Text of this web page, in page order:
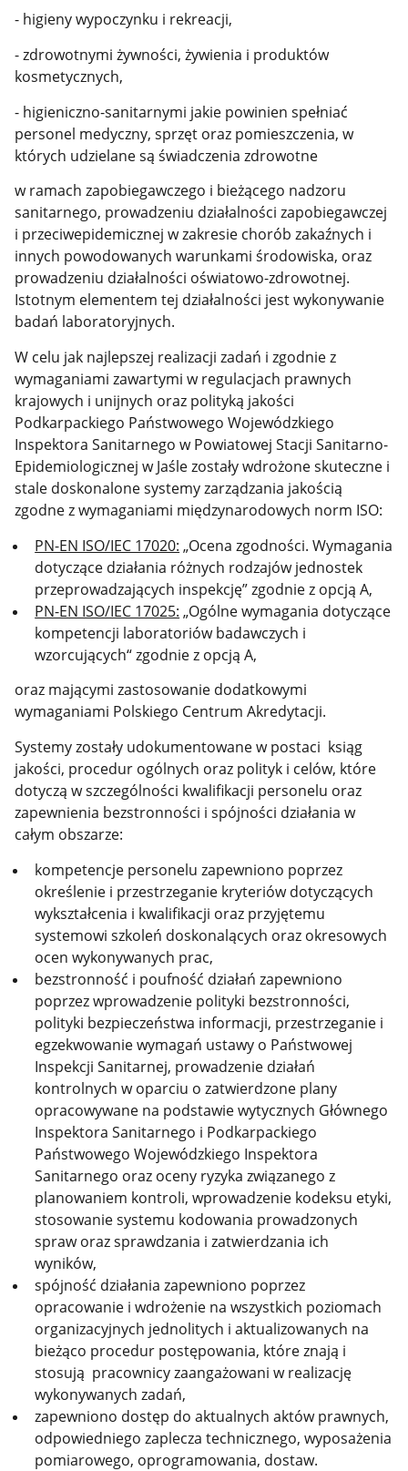
- higieny wypoczynku i rekreacji,
- zdrowotnymi żywności, żywienia i produktów
kosmetycznych,
- higieniczno-sanitarnymi jakie powinien spełniać
personel medyczny, sprzęt oraz pomieszczenia, w
których udzielane są świadczenia zdrowotne
w ramach zapobiegawczego i bieżącego nadzoru
sanitarnego, prowadzeniu działalności zapobiegawczej
i przeciwepidemicznej w zakresie chorób zakaźnych i
innych powodowanych warunkami środowiska, oraz
prowadzeniu działalności oświatowo-zdrowotnej.
Istotnym elementem tej działalności jest wykonywanie
badań laboratoryjnych.
W celu jak najlepszej realizacji zadań i zgodnie z
wymaganiami zawartymi w regulacjach prawnych
krajowych i unijnych oraz polityką jakości
Podkarpackiego Państwowego Wojewódzkiego
Inspektora Sanitarnego w Powiatowej Stacji Sanitarno-
Epidemiologicznej w Jaśle zostały wdrożone skuteczne i
stale doskonalone systemy zarządzania jakością
zgodne z wymaganiami międzynarodowych norm ISO:
PN-EN ISO/IEC 17020: „Ocena zgodności. Wymagania
dotyczące działania różnych rodzajów jednostek
przeprowadzających inspekcję” zgodnie z opcją A,
PN-EN ISO/IEC 17025: „Ogólne wymagania dotyczące
kompetencji laboratoriów badawczych i
wzorcujących“ zgodnie z opcją A,
oraz mającymi zastosowanie dodatkowymi
wymaganiami Polskiego Centrum Akredytacji.
Systemy zostały udokumentowane w postaci ksiąg
jakości, procedur ogólnych oraz polityk i celów, które
dotyczą w szczególności kwalifikacji personelu oraz
zapewnienia bezstronności i spójności działania w
całym obszarze:
kompetencje personelu zapewniono poprzez
określenie i przestrzeganie kryteriów dotyczących
wykształcenia i kwalifikacji oraz przyjętemu
systemowi szkoleń doskonalących oraz okresowych
ocen wykonywanych prac,
bezstronność i poufność działań zapewniono
poprzez wprowadzenie polityki bezstronności,
polityki bezpieczeństwa informacji, przestrzeganie i
egzekwowanie wymagań ustawy o Państwowej
Inspekcji Sanitarnej, prowadzenie działań
kontrolnych w oparciu o zatwierdzone plany
opracowywane na podstawie wytycznych Głównego
Inspektora Sanitarnego i Podkarpackiego
Państwowego Wojewódzkiego Inspektora
Sanitarnego oraz oceny ryzyka związanego z
planowaniem kontroli, wprowadzenie kodeksu etyki,
stosowanie systemu kodowania prowadzonych
spraw oraz sprawdzania i zatwierdzania ich
wyników,
spójność działania zapewniono poprzez
opracowanie i wdrożenie na wszystkich poziomach
organizacyjnych jednolitych i aktualizowanych na
bieżąco procedur postępowania, które znają i
stosują pracownicy zaangażowani w realizację
wykonywanych zadań,
zapewniono dostęp do aktualnych aktów prawnych,
odpowiedniego zaplecza technicznego, wyposażenia
pomiarowego, oprogramowania, dostaw.